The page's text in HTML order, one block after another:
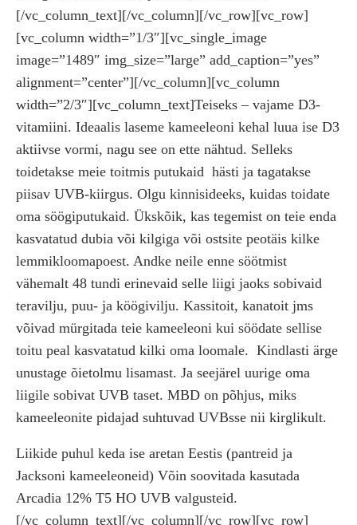
[/vc_column_text][/vc_column][/vc_row][vc_row]
[vc_column width=”1/3″][vc_single_image
image=”1489″ img_size=”large” add_caption=”yes”
alignment=”center”][/vc_column][vc_column
width=”2/3″][vc_column_text]Teiseks – vajame D3-
vitamiini. Ideaalis laseme kameeleoni kehal luua ise D3
aktiivse vormi, nagu see on ette nähtud. Selleks
toidetakse meie toitmis putukaid hästi ja tagatakse
piisav UVB-kiirgus. Olgu kinnisideeks, kuidas toidate
oma söögiputukaid. Ükskõik, kas tegemist on teie enda
kasvatatud dubia või kilgiga või ostsite peotäis kilke
lemmikloomapoest. Andke neile enne söötmist
vähemalt 48 tundi erinevaid selle liigi jaoks sobivaid
teravilju, puu- ja köögivilju. Kassitoit, kanatoit jms
võivad mürgitada teie kameeleoni kui söödate sellise
toitu peal kasvatatud kilki oma loomale. Kindlasti ärge
unustage õietolmu lisamast. Ja seejärel uurige oma
liigile sobivat UVB taset. MBD on põhjus, miks
kameeleonite pidajad suhtuvad UVBsse nii kirglikult.
Liikide puhul keda ise aretan Eestis (pantreid ja
Jacksoni kameeleoneid) Võin soovitada kasutada
Arcadia 12% T5 HO UVB valgusteid.
[/vc_column_text][/vc_column][/vc_row][vc_row]